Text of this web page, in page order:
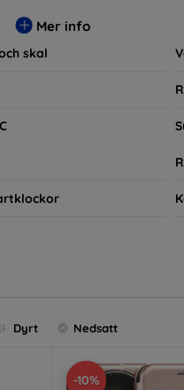
dem till en integrerad del
här för dig.
Mer info
skal
Dyrt Nedsatt
-10%